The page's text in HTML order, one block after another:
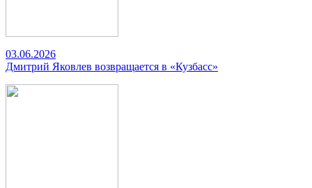
03.06.2026
Дмитрий Яковлев возвращается в «Кузбасс»